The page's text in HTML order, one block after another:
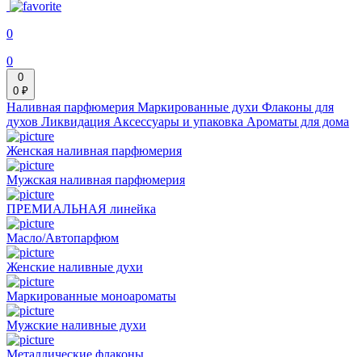
0
0
0
0 ₽
Наливная парфюмерия Маркированные духи Флаконы для
духов Ликвидация Аксессуары и упаковка Ароматы для дома
Женская наливная парфюмерия
Мужская наливная парфюмерия
ПРЕМИАЛЬНАЯ линейка
Масло/Автопарфюм
Женские наливные духи
Маркированные моноароматы
Мужские наливные духи
Металлические флаконы